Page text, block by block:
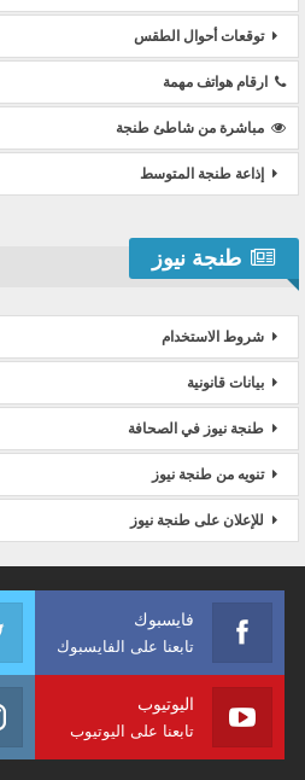
توقعات أحوال الطقس
ارقام هواتف مهمة
مباشرة من شاطئ طنجة
إذاعة طنجة المتوسط
طنجة نيوز
شروط الاستخدام
بيانات قانونية
طنجة نيوز في الصحافة
تنويه من طنجة نيوز
للإعلان على طنجة نيوز
فايسبوك
تابعنا على الفايسبوك
اليوتيوب
تابعنا على اليوتيوب